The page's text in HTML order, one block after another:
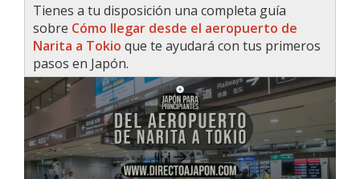
Tienes a tu disposición una completa guía
sobre Cómo llegar desde el aeropuerto de
Narita a Tokio que te ayudará con tus primeros
pasos en Japón.